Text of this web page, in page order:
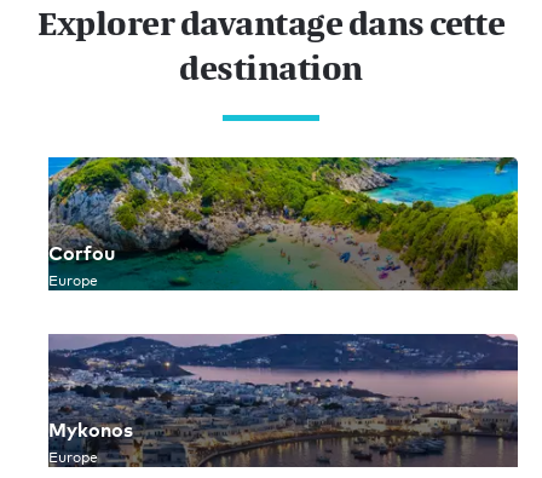
Explorer davantage dans cette
destination
Corfou
Europe
Mykonos
Europe